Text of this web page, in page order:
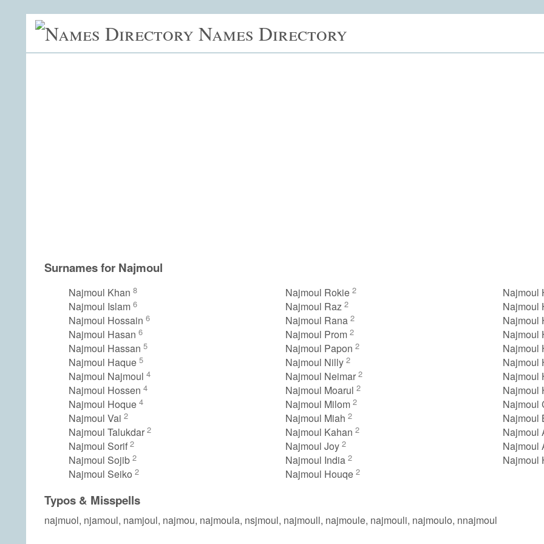
Names Directory
Surnames for Najmoul
Najmoul Khan 8
Najmoul Islam 6
Najmoul Hossain 6
Najmoul Hasan 6
Najmoul Hassan 5
Najmoul Haque 5
Najmoul Najmoul 4
Najmoul Hossen 4
Najmoul Hoque 4
Najmoul Vai 2
Najmoul Talukdar 2
Najmoul Sorif 2
Najmoul Sojib 2
Najmoul Seiko 2
Najmoul Rokie2
Najmoul Raz2
Najmoul Rana2
Najmoul Prom2
Najmoul Papon2
Najmoul Nilly2
Najmoul Neimar2
Najmoul Moarul2
Najmoul Milom2
Najmoul Miah2
Najmoul Kahan2
Najmoul Joy2
Najmoul India2
Najmoul Houqe2
Najmoul
Najmoul
Najmoul
Najmoul
Najmoul
Najmoul
Najmoul
Najmoul
Najmoul
Najmoul
Najmoul
Najmoul
Najmoul
Typos & Misspells
najmuol, njamoul, namjoul, najmou, najmoula, nsjmoul, najmoull, najmoule, najmouli, najmoulo, nnajmoul